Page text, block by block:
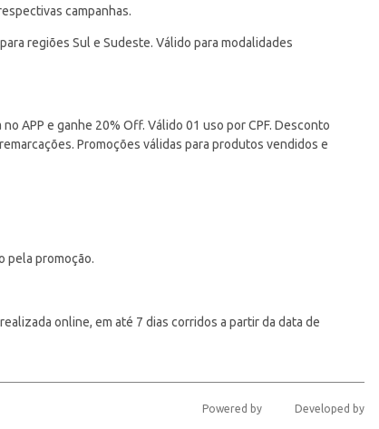
campanhas.
regiões Sul e Sudeste. Válido para modalidades
APP e ganhe 20% Off. Válido 01 uso por CPF. Desconto
Promoções válidas para produtos vendidos e
pela promoção.
online, em até 7 dias corridos a partir da data de
Powered by Developed by